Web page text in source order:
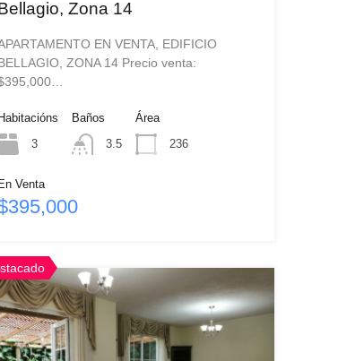
Zona 14
EN VENTA, EDIFICIO
ZONA 14 Precio venta:
Habitacións
3
Baños
3.5
Área
236
En Venta